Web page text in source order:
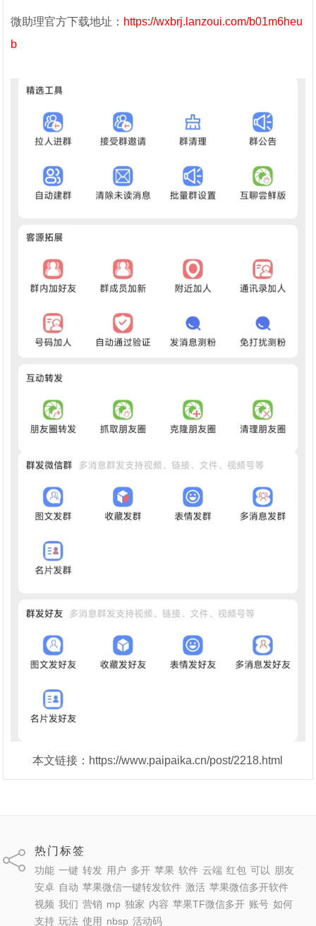
微助理官方下载地址： https://wxbrj.lanzoui.com/b01m6heu
b
本文链接：https://www.paipaika.cn/post/2218.html
热门标签
功能 一键 转发 用户 多开 苹果 软件 云端 红包 可以
朋友
安卓 自动 苹果微信一键转发软件 激活 苹果微信多开软件
视频 我们 营销 mp 独家 内容 苹果TF微信多开 账号 如何
支持 玩法 使用 nbsp 活动码